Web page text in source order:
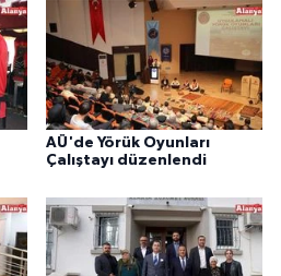
AÜ'de Yörük Oyunları
Çalıştayı düzenlendi